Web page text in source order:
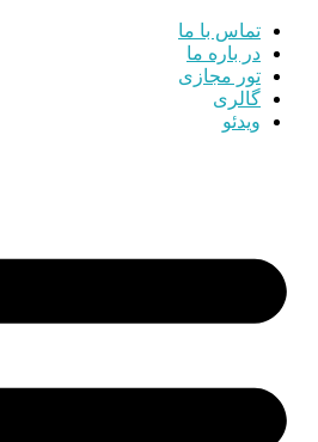
تماس با ما
در باره ما
تور مجازی
گالری
ویدئو